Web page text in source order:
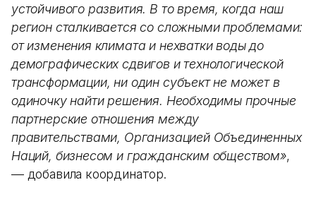
устойчивого развития. В то время, когда наш
регион сталкивается со сложными проблемами:
от изменения климата и нехватки воды до
демографических сдвигов и технологической
трансформации, ни один субъект не может в
одиночку найти решения. Необходимы прочные
партнерские отношения между
правительствами, Организацией Объединенных
Наций, бизнесом и гражданским обществом»,
— добавила координатор.